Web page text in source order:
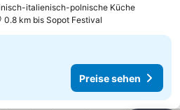
italienisch-polnische KüchePreise
0.8 km bis Sopot Festival
Preise sehen